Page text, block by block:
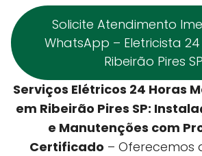
Solicite Atendimento
WhatsApp – Eletricista
Ribeirão Pires SP
Serviços Elétricos 24 Horas
em Ribeirão Pires SP:
e Manutenções com
Certificado – Oferecemos